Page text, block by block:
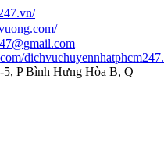
P Bình Hưng Hòa B, Q